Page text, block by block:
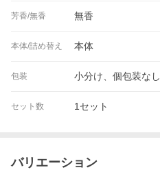
芳香/無香 無香
本体/詰め替え 本体
包装 小分け、個包装なし
セット数 1セット
バリエーション